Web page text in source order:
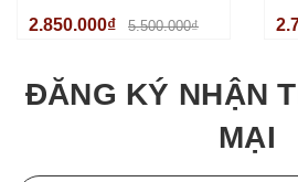
Quartz Japan
2.850.000₫ 5.500.000₫
ĐĂNG KÝ NHẬN
MẠI